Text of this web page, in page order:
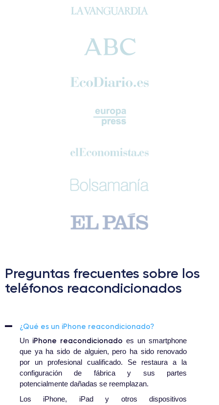
Preguntas frecuentes sobre los
teléfonos reacondicionados
¿Qué es un iPhone reacondicionado?
Un iPhone reacondicionado es un smartphone
que ya ha sido de alguien, pero ha sido renovado
por un profesional cualificado. Se restaura a la
configuración de fábrica y sus partes
potencialmente dañadas se reemplazan.
Los iPhone, iPad y otros dispositivos